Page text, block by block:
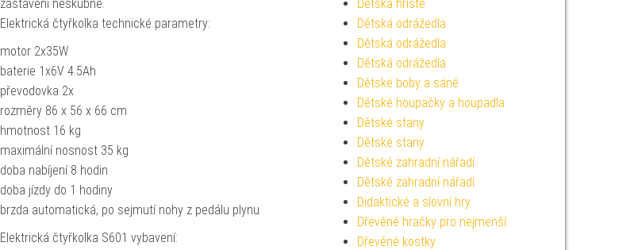
zastavení neškubne.
Elektrická čtyřkolka technické parametry:
motor 2x35W
baterie 1x6V 4.5Ah
převodovka 2x
rozměry 86 x 56 x 66 cm
hmotnost 16 kg
maximální nosnost 35 kg
doba nabíjení 8 hodin
doba jízdy do 1 hodiny
brzda automatická, po sejmutí nohy z pedálu plynu
Elektrická čtyřkolka S601 vybavení:
Dětská hřiště
Dětská odrážedla
Dětská odrážedla
Dětská odrážedla
Dětské boby a sáně
Dětské houpačky a houpadla
Dětské stany
Dětské stany
Dětské zahradní nářadí
Dětské zahradní nářadí
Didaktické a slovní hry
Dřevěné hračky pro nejmenší
Dřevěné kostky